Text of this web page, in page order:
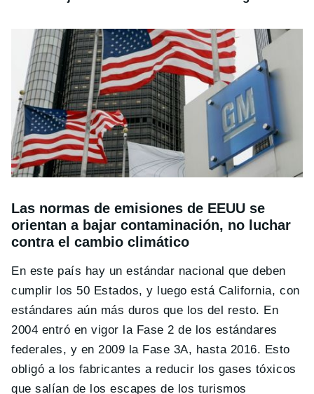
Las normas de emisiones de EEUU se
orientan a bajar contaminación, no luchar
contra el cambio climático
En este país hay un estándar nacional que deben
cumplir los 50 Estados, y luego está California, con
estándares aún más duros que los del resto. En
2004 entró en vigor la Fase 2 de los estándares
federales, y en 2009 la Fase 3A, hasta 2016. Esto
obligó a los fabricantes a reducir los gases tóxicos
que salían de los escapes de los turismos